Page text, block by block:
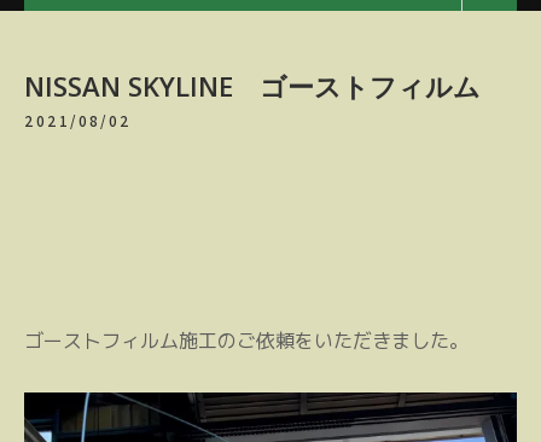
NISSAN SKYLINE ゴーストフィルム
2021/08/02
ゴーストフィルム施工のご依頼をいただきました。